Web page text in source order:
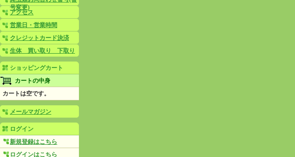
号変更)
アクセス
営業日・営業時間
クレジットカード決済
生体 買い取り 下取り
ショッピングカート
カートの中身
カートは空です。
メールマガジン
ログイン
新規登録はこちら
ログインはこちら